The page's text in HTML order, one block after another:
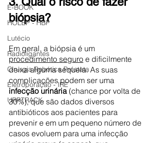
E-BOOK
HOLEP - HBP
Lutécio
Radioligantes
Cirurgia Robótica Próstata
Eletroporação - IRE
URPTRACK
biópsia?
Em geral, a biópsia é um
procedimento seguro e dificilmente
deixa alguma sequela. As suas
complicações podem ser uma
infecção urinária (chance por volta de
30%), que são dados diversos
antibióticos aos pacientes para
prevenir e em um pequeno número de
casos evoluem para uma infecção